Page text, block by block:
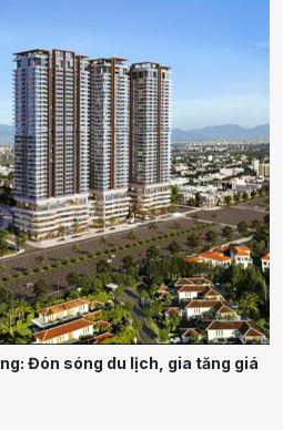
Đón sóng du lịch, gia tăng giá